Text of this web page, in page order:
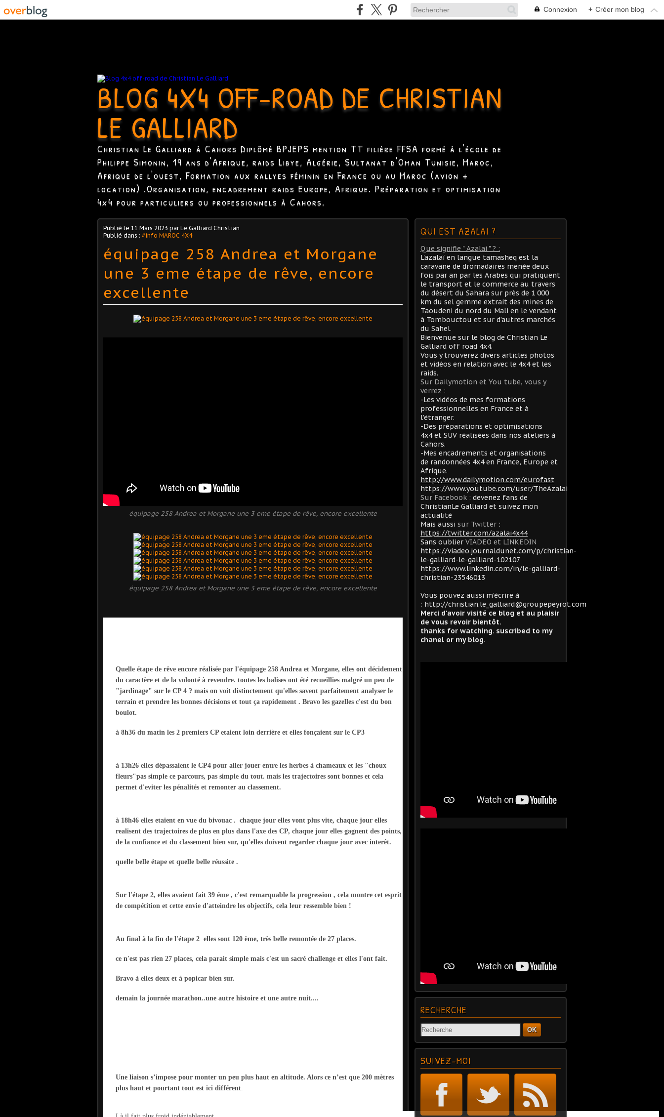
Connexion + Créer mon blog
BLOG 4X4 OFF-ROAD DE CHRISTIAN
LE GALLIARD
Christian Le Galliard à Cahors Diplômé BPJEPS mention TT filière FFSA formé à l'école de
Philippe Simonin, 19 ans d'Afrique, raids Libye, Algérie, Sultanat d'Oman Tunisie, Maroc,
Afrique de l'ouest, Formation aux rallyes féminin en France ou au Maroc (avion +
location) .Organisation, encadrement raids Europe, Afrique. Préparation et optimisation
4x4 pour particuliers ou professionnels à Cahors.
Publié le 11 Mars 2023 par Le Galliard Christian
Publié dans : #info MAROC 4X4
équipage 258 Andrea et Morgane
une 3 eme étape de rêve, encore
excellente
équipage 258 Andrea et Morgane une 3 eme étape de rêve, encore excellente
équipage 258 Andrea et Morgane une 3 eme étape de rêve, encore excellente
Quelle étape de rêve encore réalisée par l'équipage 258 Andrea et Morgane, elles ont décidement
du caractère et de la volonté à revendre. toutes les balises ont été recueillies malgré un peu de
"jardinage" sur le CP 4 ? mais on voit distinctement qu'elles savent parfaitement analyser le
terrain et prendre les bonnes décisions et tout ça rapidement . Bravo les gazelles c'est du bon
boulot.
à 8h36 du matin les 2 premiers CP etaient loin derrière et elles fonçaient sur le CP3
à 13h26 elles dépassaient le CP4 pour aller jouer entre les herbes à chameaux et les "choux
fleurs"pas simple ce parcours, pas simple du tout. mais les trajectoires sont bonnes et cela
permet d'eviter les pénalités et remonter au classement.
à 18h46 elles etaient en vue du bivouac . chaque jour elles vont plus vite, chaque jour elles
realisent des trajectoires de plus en plus dans l'axe des CP, chaque jour elles gagnent des points,
de la confiance et du classement bien sur, qu'elles doivent regarder chaque jour avec interêt.
quelle belle étape et quelle belle réussite .
Sur l'étape 2, elles avaient fait 39 éme , c'est remarquable la progression , cela montre cet esprit
de compétition et cette envie d'atteindre les objectifs, cela leur ressemble bien !
Au final à la fin de l'étape 2 elles sont 120 ème, très belle remontée de 27 places.
ce n'est pas rien 27 places, cela parait simple mais c'est un sacré challenge et elles l'ont fait.
Bravo à elles deux et à popicar bien sur.
demain la journée marathon..une autre histoire et une autre nuit....
Une liaison s’impose pour monter un peu plus haut en altitude. Alors ce n’est que 200 mètres
plus haut et pourtant tout est ici différent
QUI EST AZALAI ?
Que signifie " Azalai " ? :
L'azalaï en langue tamasheq est la
caravane de dromadaires menée deux
fois par an par les Arabes qui pratiquent
le transport et le commerce au travers
du désert du Sahara sur près de 1 000
km du sel gemme extrait des mines de
Taoudeni du nord du Mali en le vendant
à Tombouctou et sur d’autres marchés
du Sahel.
Bienvenue sur le blog de Christian Le
Galliard off road 4x4.
Vous y trouverez divers articles photos
et vidéos en relation avec le 4x4 et les
raids.
Sur Dailymotion et You tube, vous y
verrez :
-Les vidéos de mes formations
professionnelles en France et à
l’étranger.
-Des préparations et optimisations
4x4 et SUV réalisées dans nos ateliers à
Cahors.
-Mes encadrements et organisations
de randonnées 4x4 en France, Europe et
Afrique.
http://www.dailymotion.com/eurofast
https://www.youtube.com/user/TheAzalai
Sur Facebook : devenez fans de
ChristianLe Galliard et suivez mon
actualité
Mais aussi sur Twitter :
https://twitter.com/azalai4x44
Sans oublier VIADEO et LINKEDIN
https://viadeo.journaldunet.com/p/christian-
le-galliard-le-galliard-102107
https://www.linkedin.com/in/le-galliard-
christian-23546013
Vous pouvez aussi m'écrire à
: http://christian.le_galliard@groupepeyrot.com
Merci d'avoir visité ce blog et au plaisir
de vous revoir bientôt.
thanks for watching. suscribed to my
chanel or my blog.
RECHERCHE
OK
SUIVEZ-MOI